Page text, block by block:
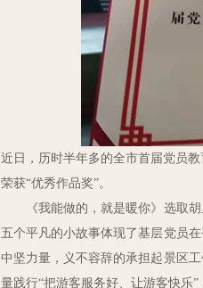
近日，历时半年多的全市首届党员
荣获“优秀作品奖”。
《我能做的，就是暖你》选取
五个平凡的小故事体现了基层党员
中坚力量，义不容辞的承担起景区
量践行“把游客服务好、让游客快乐